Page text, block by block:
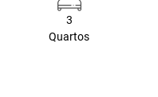
3
Quartos